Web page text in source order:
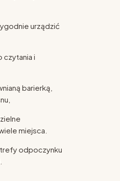
urządzić
czytania i
barierką,
miejsca.
odpoczynku